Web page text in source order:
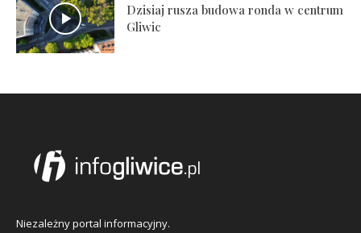
Dzisiaj rusza budowa ronda w centrum
Gliwic
Niezależny portal informacyjny.